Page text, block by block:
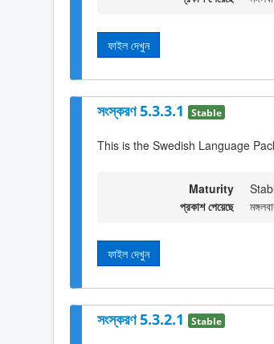
ফাইল দেখুন
সংস্করণ 5.3.3.1 Stable
This is the Swedish Language
Maturity
প্রকাশ পেয়েছে
ফাইল দেখুন
সংস্করণ 5.3.2.1 Stable